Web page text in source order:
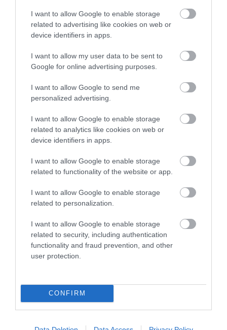
I want to allow Google to enable storage
related to advertising like cookies on web or
device identifiers in apps.
I want to allow my user data to be sent to
Google for online advertising purposes.
I want to allow Google to send me
personalized advertising.
I want to allow Google to enable storage
related to analytics like cookies on web or
device identifiers in apps.
I want to allow Google to enable storage
related to functionality of the website or app.
I want to allow Google to enable storage
related to personalization.
I want to allow Google to enable storage
related to security, including authentication
functionality and fraud prevention, and other
user protection.
CONFIRM
ΦΑΡΜΑΚΑ
Ανατροπή δεδομένων στα εμβόλια
mRNA: Οι εμβολιασμένοι πεθαίνουν
πλέον στις ΗΠΑ από COVID-19
Ποιοι είναι οι φυσιολογικοί καρδιακοί
παλμοί και ποια τα επικίνδυνα όρια –
Πότε πρέπει να ανησυχήσετε
ΠΕΡΙΣΣΟΤΕΡΑ